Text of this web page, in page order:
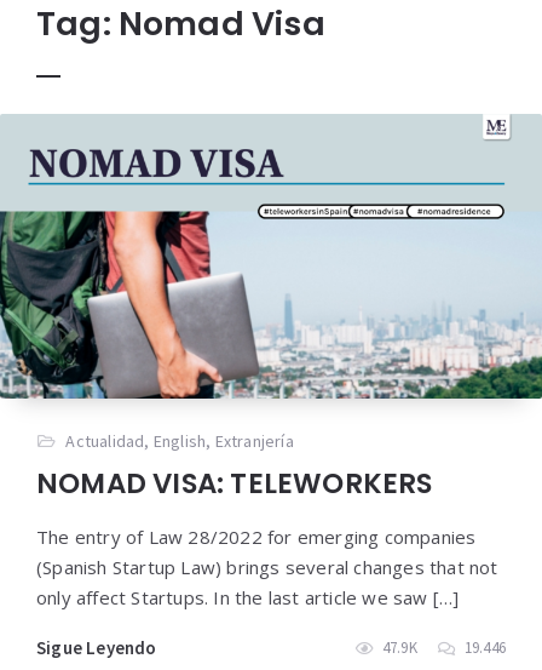
Tag: Nomad Visa
Actualidad, English, Extranjería
NOMAD VISA: TELEWORKERS
The entry of Law 28/2022 for emerging companies
(Spanish Startup Law) brings several changes that not
only affect Startups. In the last article we saw […]
Sigue Leyendo 47.9K 19.446